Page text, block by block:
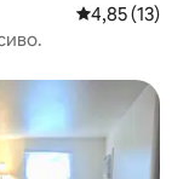
Середня
4,85 (13)